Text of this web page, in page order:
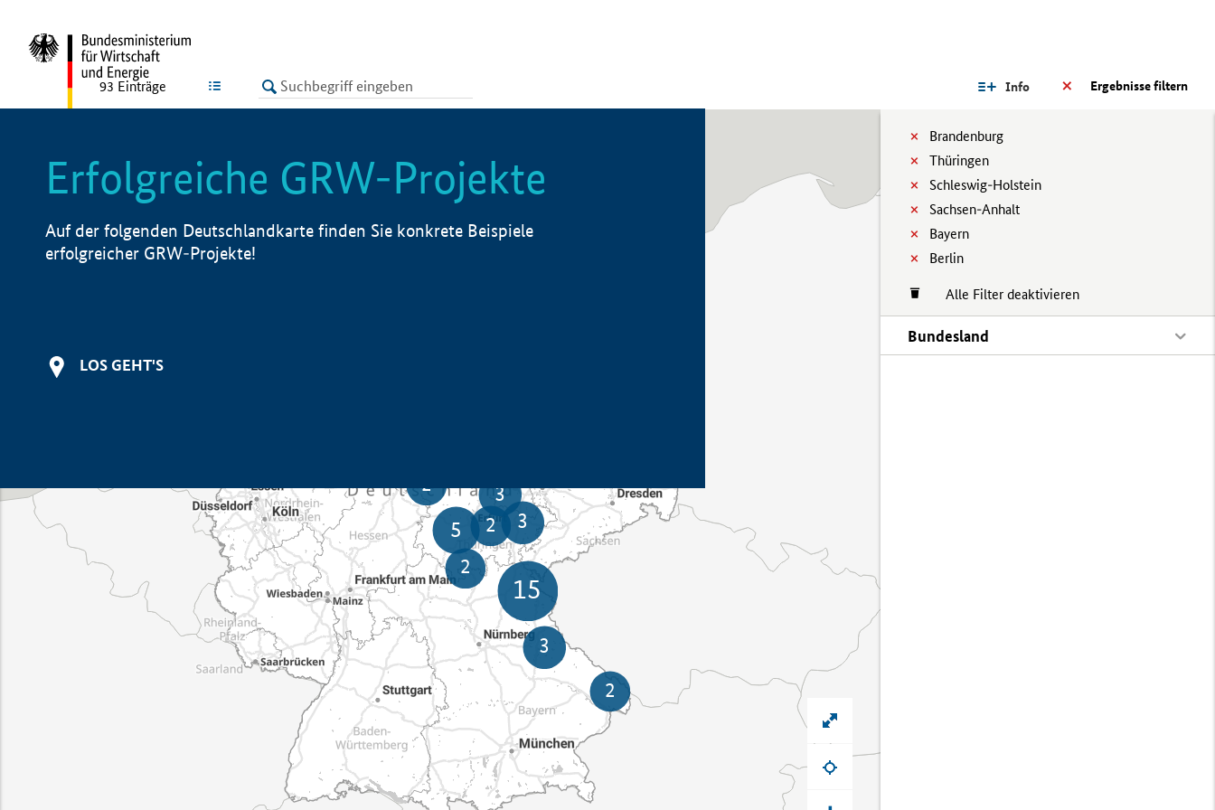
LISTE Ergebnisse filtern
Info
Brandenburg
Thüringen
Schleswig-Holstein
Sachsen-Anhalt
Bayern
Berlin
Alle Filter deaktivieren
Bundesland
93 Einträge
Erfolgreiche GRW-Projekte
Auf der folgenden Deutschlandkarte finden Sie konkrete Beispiele
erfolgreicher GRW-Projekte!
LOS GEHT'S